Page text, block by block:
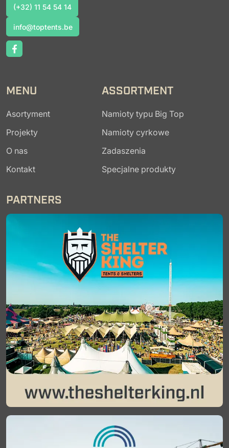
(+32) 11 54 54 14
info@toptents.be
info@toptents.be
MENU
Asortyment
Projekty
O nas
Kontakt
ASSORTMENT
Namioty typu Big Top
Namioty cyrkowe
Zadaszenia
Specjalne produkty
PARTNERS